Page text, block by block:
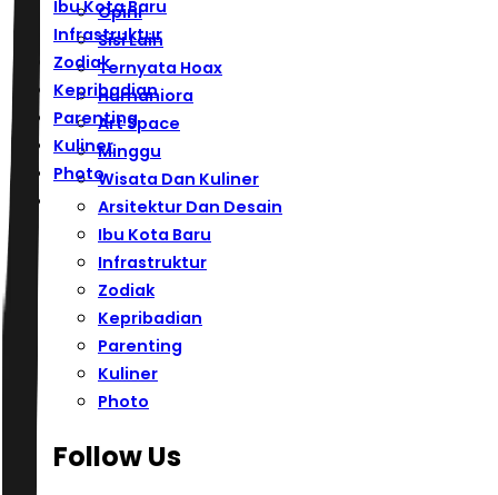
Ibu Kota Baru
Infrastruktur
Zodiak
Kepribadian
Parenting
Kuliner
Photo
Opini
Sisi Lain
Ternyata Hoax
Humaniora
Art Space
Minggu
Wisata Dan Kuliner
Arsitektur Dan Desain
Ibu Kota Baru
Infrastruktur
Zodiak
Kepribadian
Parenting
Kuliner
Photo
Follow Us